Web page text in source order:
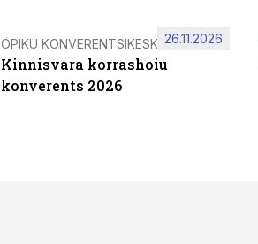
ÖPIKU KONVERENTSIKESKUS
Kinnisvara korrashoiu
konverents 2026
26.11.2026